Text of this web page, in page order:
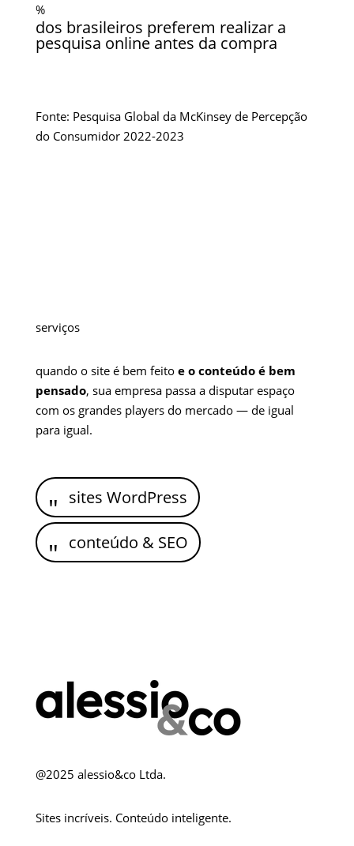
%
dos brasileiros preferem realizar a
pesquisa online antes da compra
Fonte: Pesquisa Global da McKinsey de Percepção
do Consumidor 2022-2023
serviços
quando o site é bem feito e o conteúdo é bem
pensado, sua empresa passa a disputar espaço
com os grandes players do mercado — de igual
para igual.
sites WordPress
conteúdo & SEO
@2025 alessio&co Ltda.
Sites incríveis. Conteúdo inteligente.